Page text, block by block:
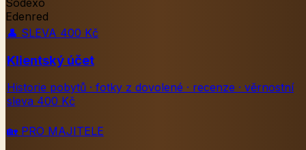
Sodexo
Edenred
👤 SLEVA 400 Kč
Klientský účet
Historie pobytů · fotky z dovolené · recenze · věrnostní
sleva 400 Kč
🏡 PRO MAJITELE